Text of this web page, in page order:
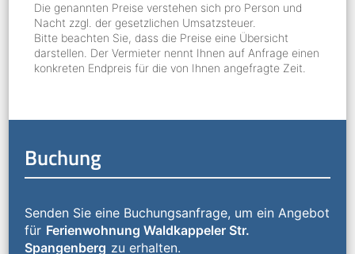
Die genannten Preise verstehen sich pro Person und
Nacht zzgl. der gesetzlichen Umsatzsteuer.
Bitte beachten Sie, dass die Preise eine Übersicht
darstellen. Der Vermieter nennt Ihnen auf Anfrage einen
konkreten Endpreis für die von Ihnen angefragte Zeit.
Buchung
Senden Sie eine Buchungsanfrage, um ein Angebot
für Ferienwohnung Waldkappeler Str.
Spangenberg zu erhalten.